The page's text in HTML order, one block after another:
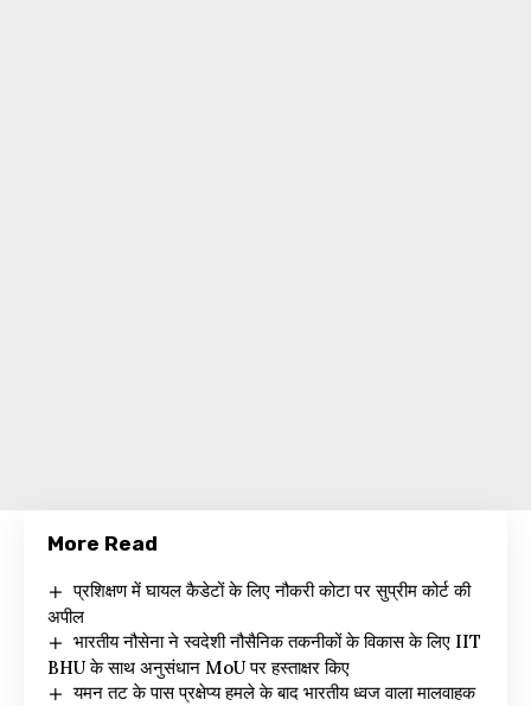
More Read
प्रशिक्षण में घायल कैडेटों के लिए नौकरी कोटा पर सुप्रीम कोर्ट की
अपील
भारतीय नौसेना ने स्वदेशी नौसैनिक तकनीकों के विकास के लिए IIT
BHU के साथ अनुसंधान MoU पर हस्ताक्षर किए
यमन तट के पास प्रक्षेप्य हमले के बाद भारतीय ध्वज वाला मालवाहक